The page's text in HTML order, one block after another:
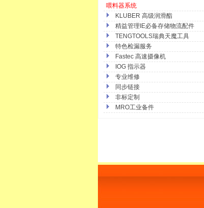
喂料器系统
KLUBER 高级润滑酯
精益管理IE必备存储物流配件
TENGTOOLS瑞典天魔工具
特色检漏服务
Fastec 高速摄像机
IOG 指示器
专业维修
同步链接
非标定制
MRO工业备件